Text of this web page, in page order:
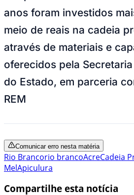
anos foram investidos
meio de reais na cadeia
através de materiais e
oferecidos pela
do Estado, em parceria
REM
Comunicar erro nesta matéria
Rio Brancorio brancoAcreCadeia
MelApiculura
Compartilhe esta notícia